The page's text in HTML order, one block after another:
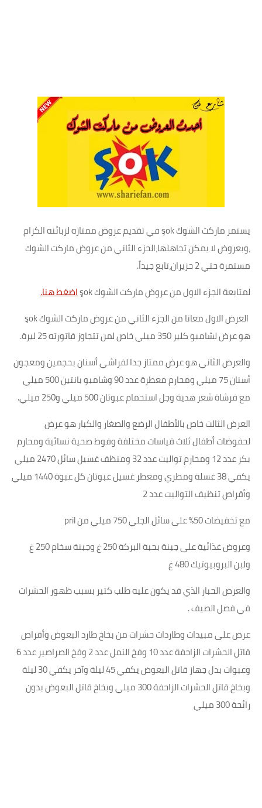
يستمر ماركت الشوك şok في تقديم عروض ممتازه لزبائنه الكرام
،وبعروض لا يمكن تجاهلها،الحزء الثاني من عروض ماركت الشوك
مستمرة حتي 2 حزيران،تابع جيداً.
لمتابعة الجزء الاول من عروض ماركت الشوك şok
اضغط هنا.
العرض الاول معانا من الجزء الثاني من عروض ماركت الشوك şok
هو عرض لشامبو كلير 350 ميلي خاص لمن تتجاوز فاتورته 25 ليرة.
والعرض الثاني هو عرض ممتاز جدا لفراشي أسنان بحجمين ومعجون
أسنان 75 ميلي ومحارم معطرة عدد 90 وشامبو بانتين 500 ميلي
مع فرشاة شعر هدية وجل استحمام عبوتان 500 ميلي و250 ميلي.
العرض الثالت خاص بالأطفال الرضع والصغار والكبار هو عرض
لحفوضات أطفال ثلاث قياسات مختلفة وفوط صحية نسائية ومحارم
بكر عدد 12 ومحارم تواليت عدد 32 ومنظف غسيل سائل 2470 ميلي
يكفي 38 غسلة ومطري ومعطر غسيل عبوتان كل عبوة 1440 ميلي
وأقراص تنظيف التواليت عدد 2
مع تخفيضات 50% على سائل الجلي 750 ميلي من pril
وعروض غذائية على جبنة بحبة البركة 250 غ وجبنة سخام 250 غ
ولبن البروبيوتيك 480 غ
والعرض الحبار الذي قد يكون عليه طلب كتير بسبب ظهور الحشرات
في فصل الصيف .
عرض على مبيدات وطاردات حشرات من بخاخ طارد البعوض وأقراص
قاتل الحشرات الزاحفة عدد 10 وفخ النمل عدد 2 وفخ الصراصير عدد 6
وعبوات بدل جهاز قاتل البعوض يكفي 45 ليلة وآخر يكفي 30 ليلة
وبخاخ قاتل الحشرات الزاحفة 300 ميلي وبخاخ قاتل البعوض بدون
رائحة 300 ميلي